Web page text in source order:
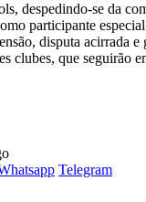
despedindo-se da
participante
disputa acirrada e
clubes, que seguirão
Telegram